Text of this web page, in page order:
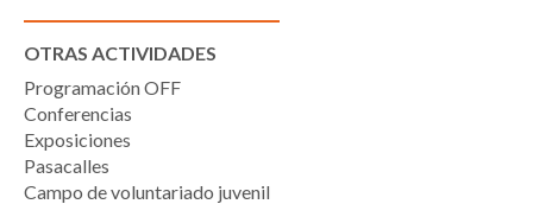
OTRAS ACTIVIDADES
Programación OFF
Conferencias
Exposiciones
Pasacalles
Campo de voluntariado juvenil